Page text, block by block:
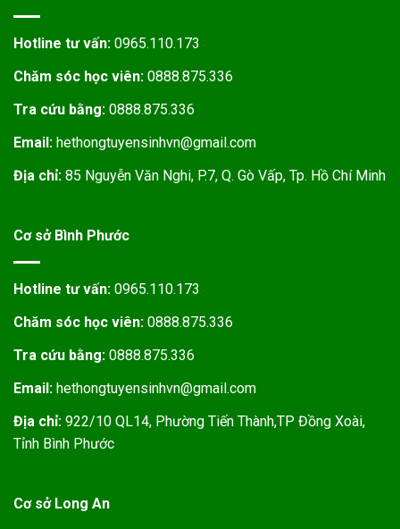
Hotline tư vấn: 0965.110.173
Chăm sóc học viên: 0888.875.336
Tra cứu bằng: 0888.875.336
Email: hethongtuyensinhvn@gmail.com
Địa chỉ: 85 Nguyễn Văn Nghi, P.7, Q. Gò Vấp, Tp. Hồ Chí Minh
Cơ sở Bình Phước
Hotline tư vấn: 0965.110.173
Chăm sóc học viên: 0888.875.336
Tra cứu bằng: 0888.875.336
Email: hethongtuyensinhvn@gmail.com
Địa chỉ: 922/10 QL14, Phường Tiến Thành,TP Đồng Xoài,
Tỉnh Bình Phước
Cơ sở Long An